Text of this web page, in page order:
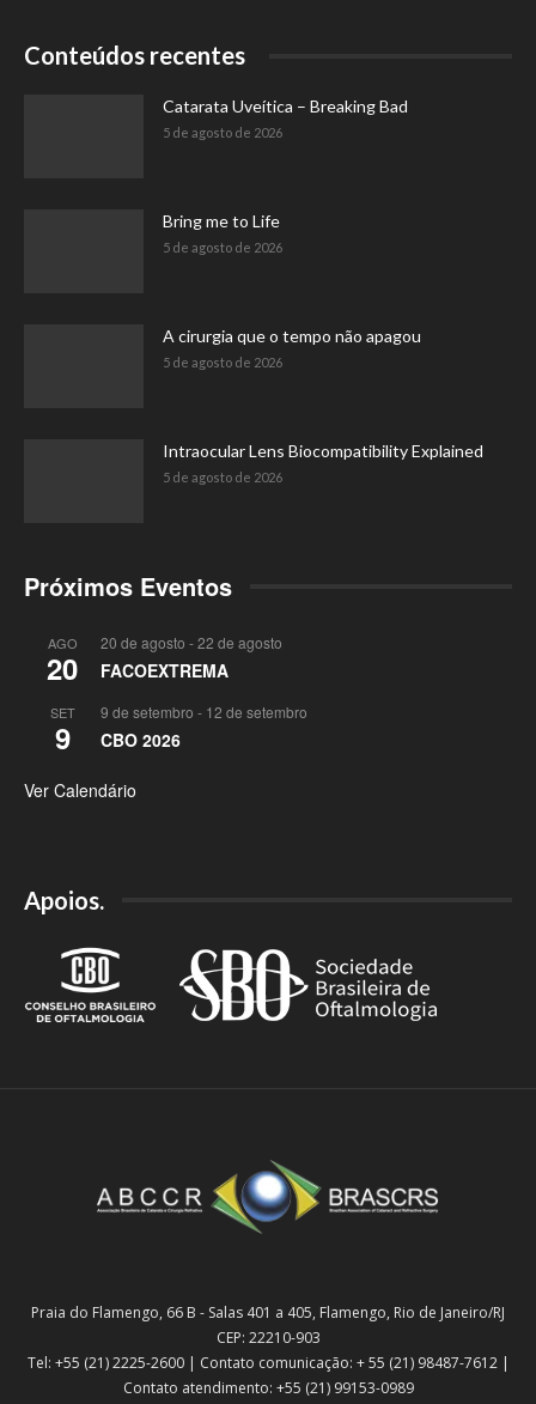
Conteúdos recentes
Catarata Uveítica – Breaking Bad
5 de agosto de 2026
Bring me to Life
5 de agosto de 2026
A cirurgia que o tempo não apagou
5 de agosto de 2026
Intraocular Lens Biocompatibility Explained
5 de agosto de 2026
Próximos Eventos
AGO
20
20 de agosto -22 de agosto
FACOEXTREMA
SET
9
9 de setembro - 12 de setembro
CBO 2026
Ver Calendário
Apoios.
Praia do Flamengo, 66 B - Salas 401 a 405, Flamengo, Rio de Janeiro/RJ
CEP: 22210-903
Tel: +55 (21) 2225-2600 | Contato comunicação: + 55 (21) 98487-7612 |
Contato atendimento: +55 (21) 99153-0989